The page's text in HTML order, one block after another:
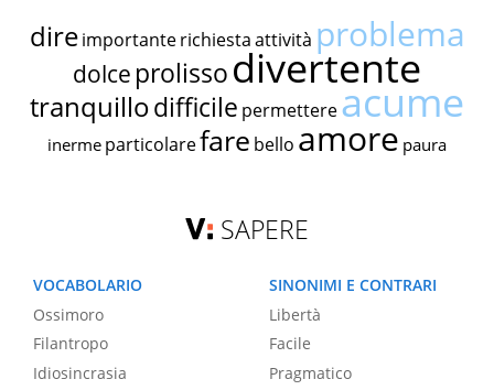
dire importante richiestaattività problema
dolce prolissodivertente
tranquillodifficile permettereacume
inerme particolarefare bello amore paura
SAPERE
VOCABOLARIO
Ossimoro
Filantropo
Idiosincrasia
SINONIMI E CONTRARI
Libertà
Facile
Pragmatico